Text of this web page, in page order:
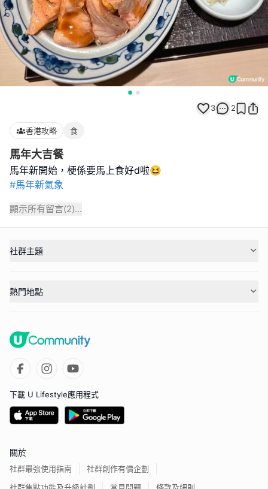
3 2
香港攻略 食
馬年大吉餐
#馬年新氣象
顯示所有留言(2)...
社群主題
熱門地點
下載 U Lifestyle應用程式
關於
社群最強使用指南
社群創作有價企劃
社群焦點功能及升級計劃
常見問題 條款及細則